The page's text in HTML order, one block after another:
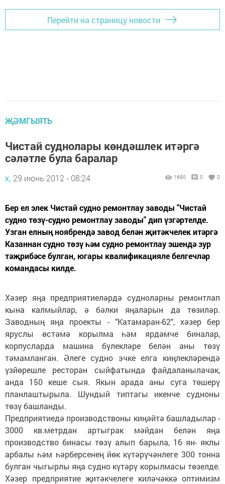
Перейти на страницу новости
ҖӘМГЫЯТЬ
Чистай суднолары көндәшлек итәргә
сәләтле була баралар
х, 29 июнь 2012 - 08:24 1690 0 0
Бер ел элек Чистай судно ремонтлау заводы "Чистай
судно төзү-судно ремонтлау заводы" дип үзгәртелде.
Узган елның ноябрендә завод белән җитәкчелек итәргә
Казаннан судно төзү һәм судно ремонтлау эшендә зур
тәҗрибәсе булган, югары квалификацияле белгечләр
командасы килде.
Хәзер яңа предприятиеләрдә судноларны ремонтлап
кына калмыйлар, ә бәлки яңаларын да төзиләр.
Заводның яңа проекты - "Катамаран-62", хәзер бер
яруслы өстәмә корылма һәм ярдәмче биналар,
корпусларда машина бүлекләре белән аны төзү
тәмамланган. Әлеге судно эчке елга киңлекләрендә
үзйөрешле рес­торан сыйфатында файдаланылачак,
анда 150 кеше сыя. Якын арада аны суга төшерү
планлаштырыла. Шундый типтагы икенче судноны
төзү башланды.
Предприятиедә производствоны киңәйтә башладылар -
3000 кв.метрдан артыграк мәйдан белән яңа
производство бинасы төзү алып барыла, 16 ян- яклы
арбалы һәм һәрберсенең йөк күтәрүчәнлеге 300 тонна
булган чыгырлы яңа судно күтәрү корылмасы төзелде.
Хәзер предприятие җитәкчелеге киләчәккә оптимизм